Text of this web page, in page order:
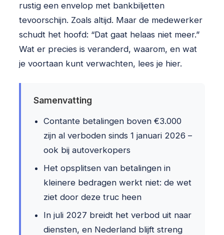
rustig een envelop met bankbiljetten
tevoorschijn. Zoals altijd. Maar de medewerker
schudt het hoofd: “Dat gaat helaas niet meer.”
Wat er precies is veranderd, waarom, en wat
je voortaan kunt verwachten, lees je hier.
Samenvatting
Contante betalingen boven €3.000
zijn al verboden sinds 1 januari 2026 –
ook bij autoverkopers
Het opsplitsen van betalingen in
kleinere bedragen werkt niet: de wet
ziet door deze truc heen
In juli 2027 breidt het verbod uit naar
diensten, en Nederland blijft streng